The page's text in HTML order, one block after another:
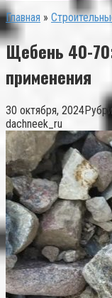
Главная »
Щебень 40-
применения
30 октября, 2024
dachneek_ru